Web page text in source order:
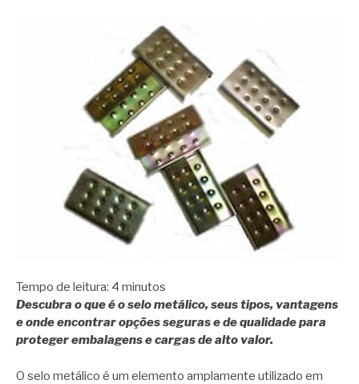
Tempo de leitura: 4 minutos
Descubra o que é o selo metálico, seus tipos, vantagens
e onde encontrar opções seguras e de qualidade para
proteger embalagens e cargas de alto valor.
O selo metálico é um elemento amplamente utilizado em